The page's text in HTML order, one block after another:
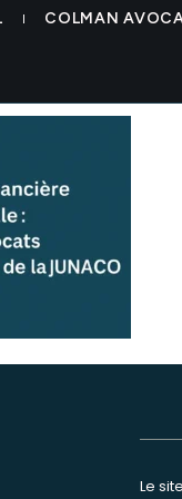
COLMAN
Le
Nous